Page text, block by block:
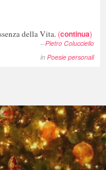
della Vita. (continua)
--Pietro Colucciello
in Poesie personali